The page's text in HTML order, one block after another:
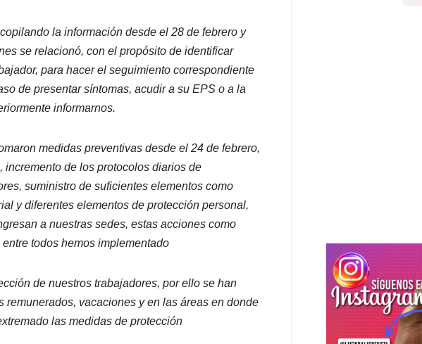
la información desde el 28 de febrero y
se relacionó, con el propósito de identificar
para hacer el seguimiento correspondiente
de presentar síntomas, acudir a su EPS o a la
informarnos.
medidas preventivas desde el 24 de febrero,
de los protocolos diarios de
suministro de suficientes elementos como
y diferentes elementos de protección personal,
a nuestras sedes, estas acciones como
todos hemos implementado
de nuestros trabajadores, por ello se han
vacaciones y en las áreas en donde
las medidas de protección